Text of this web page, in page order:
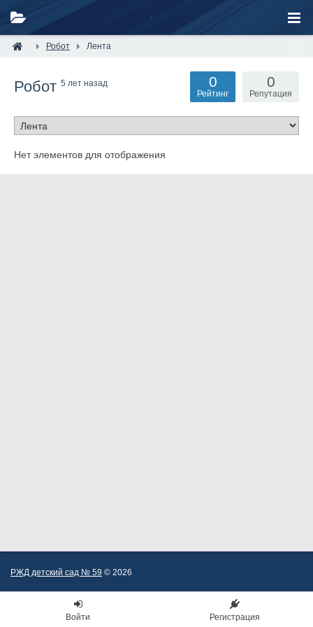
Робот Лента
Робот 5 лет назад 0
Репутация
0
Рейтинг
Нет элементов для отображения
РЖД детский сад № 59 © 2026
Войти Регистрация